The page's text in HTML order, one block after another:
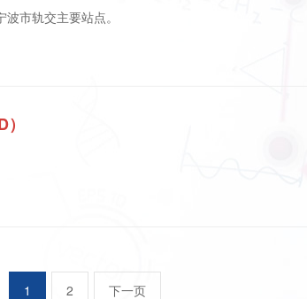
波市轨交主要站点。
1 2 下一页